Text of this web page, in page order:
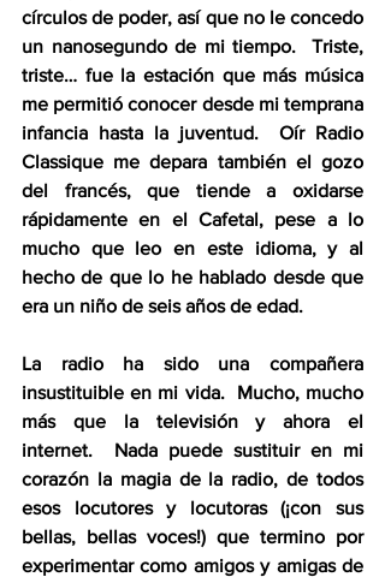
círculos de poder, así que no le concedo
un nanosegundo de mi tiempo.  Triste,
triste… fue la estación que más música
me permitió conocer desde mi temprana
infancia hasta la juventud.  Oír Radio
Classique me depara también el gozo
del francés, que tiende a oxidarse
rápidamente en el Cafetal, pese a lo
mucho que leo en este idioma, y al
hecho de que lo he hablado desde que
era un niño de seis años de edad.
La radio ha sido una compañera
insustituible en mi vida.  Mucho, mucho
más que la televisión y ahora el
internet.  Nada puede sustituir en mi
corazón la magia de la radio, de todos
esos locutores y locutoras (¡con sus
bellas, bellas voces!) que termino por
experimentar como amigos y amigas de